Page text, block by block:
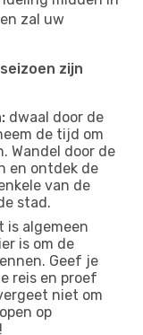
zal uw
zijn
dwaal door de
de tijd om
Wandel door de
en ontdek de
van de
stad.
is algemeen
is om de
Geef je
reis en proef
niet om
op